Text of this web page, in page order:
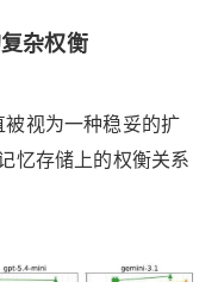
杂权衡
视为一种稳妥的扩
忆存储上的权衡关系